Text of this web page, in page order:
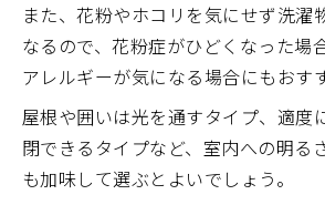
また、花粉やホコリを気にせず洗濯
なるので、花粉症がひどくなった場
アレルギーが気になる場合にもおす
屋根や囲いは光を通すタイプ、適度
閉できるタイプなど、室内への明る
も加味して選ぶとよいでしょう。